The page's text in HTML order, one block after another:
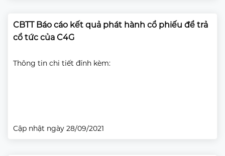
CBTT Báo cáo kết quả phát hành cổ phiếu để trả
cổ tức của C4G
Thông tin chi tiết đính kèm:
Cập nhật ngày 28/09/2021